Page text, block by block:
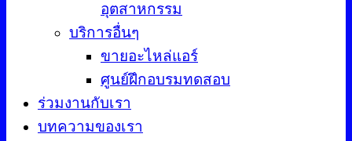
อุตสาหกรรม
บริการอื่นๆ
ขายอะไหล่แอร์
ศูนย์ฝึกอบรมทดสอบ
ร่วมงานกับเรา
บทความของเรา